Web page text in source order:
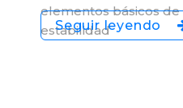
elementos básicos
estabilidad
Seguir leyendo